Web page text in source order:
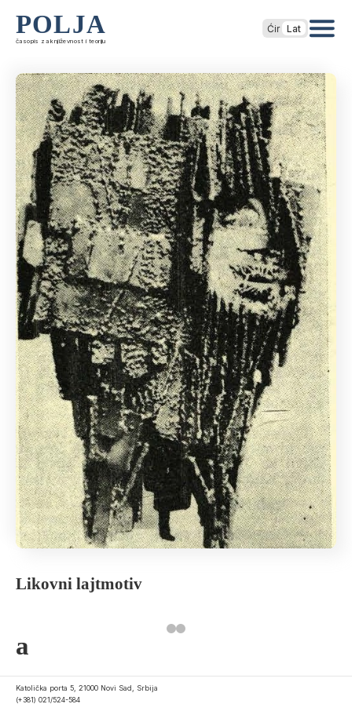
POLJA
časopis za književnost i teoriju
Ćir Lat
Likovni lajtmotiv
a
Katolička porta 5, 21000 Novi Sad, Srbija
(+381) 021/524-584